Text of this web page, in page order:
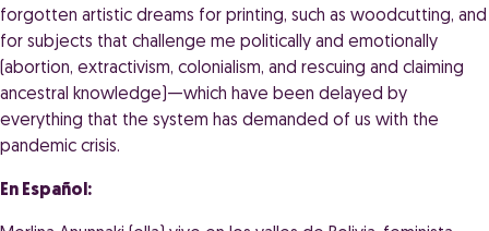
forgotten artistic dreams for printing, such as woodcutting, and
for subjects that challenge me politically and emotionally
(abortion, extractivism, colonialism, and rescuing and claiming
ancestral knowledge)—which have been delayed by
everything that the system has demanded of us with the
pandemic crisis.
En Español: